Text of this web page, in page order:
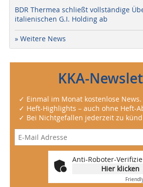
BDR Thermea schließt vollständige
italienischen G.I. Holding ab
» Weitere News
KKA-
✓ Einmal im Monat kostenlose News.
✓ Heft-Highlights – auch ohne Heft-
✓ Bei Nichtgefallen jederzeit zu
Anti-Roboter-
Hier klicken